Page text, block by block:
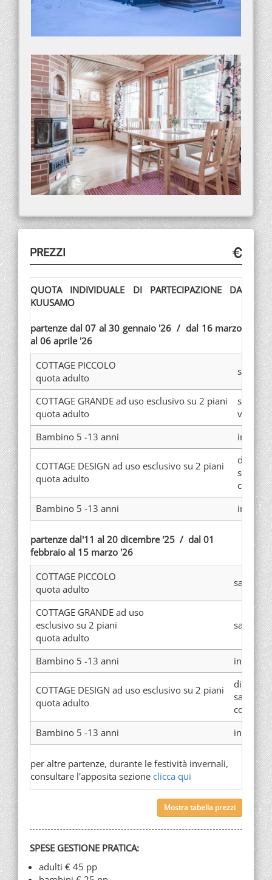
PREZZI
QUOTA INDIVIDUALE DI PARTECIPAZIONE DA
KUUSAMO
partenze dal 07 al 30 gennaio '26 / dal 16 marzo
al 06 aprile '26
COTTAGE PICCOLO
quota adulto
sauna
COTTAGE GRANDE ad uso esclusivo su 2 piani
quota adulto
sauna,
vista
Bambino 5 -13 anni
in
COTTAGE DESIGN ad uso esclusivo su 2 piani
quota adulto
di
sauna
con
Bambino 5 -13 anni
in
partenze dal'11 al 20 dicembre '25 / dal 01
febbraio al 15 marzo '26
COTTAGE PICCOLO
quota adulto
sauna
COTTAGE GRANDE ad uso
esclusivo su 2 piani
quota adulto
sauna,
Bambino 5 -13 anni in
COTTAGE DESIGN ad uso esclusivo su 2 piani
quota adulto
di
sauna e
con vista
Bambino 5 -13 anni
in
per altre partenze, durante le festività invernali,
consultare l'apposita sezione clicca qui
Mostra tabella prezzi
SPESE GESTIONE PRATICA:
adulti € 45 pp